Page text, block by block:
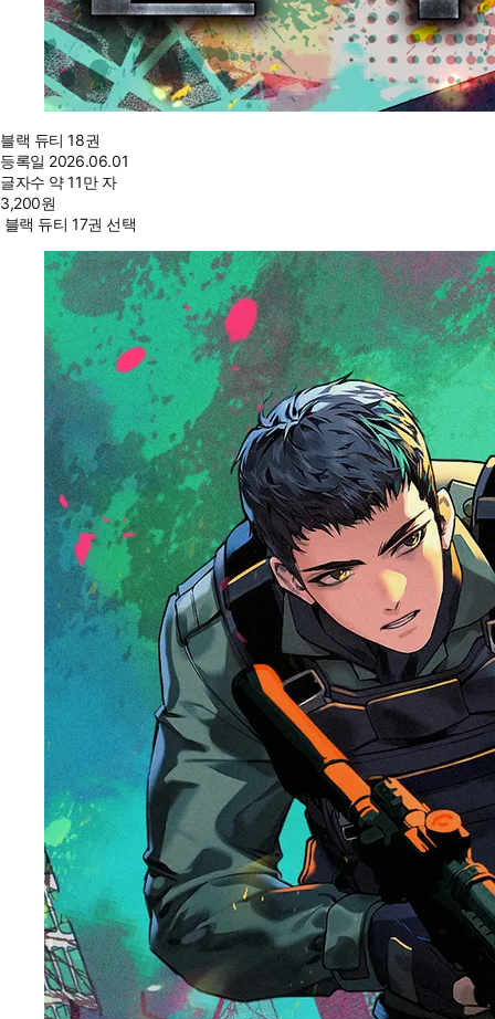
블랙 듀티 18권
등록일 2026.06.01
글자수 약 11만 자
3,200원
블랙 듀티 17권 선택